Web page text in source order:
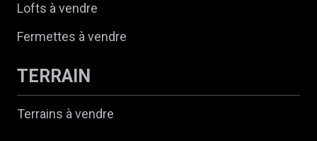
Lofts à vendre
Fermettes à vendre
TERRAIN
Terrains à vendre